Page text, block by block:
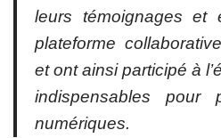
leurs témoignages et
plateforme
et ont ainsi participé à
indispensables pour
numériques.